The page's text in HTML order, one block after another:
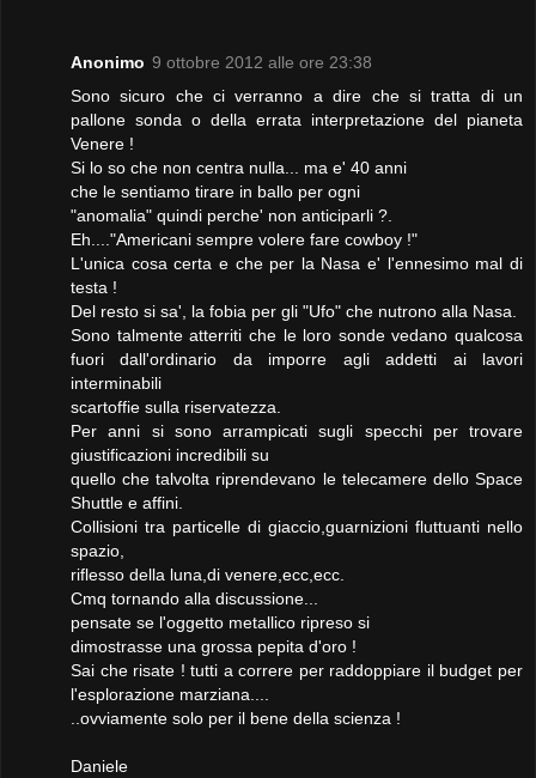
Anonimo 9 ottobre 2012 alle ore 23:38
Sono sicuro che ci verranno a dire che si tratta di un
pallone sonda o della errata interpretazione del pianeta
Venere !
Si lo so che non centra nulla... ma e' 40 anni
che le sentiamo tirare in ballo per ogni
"anomalia" quindi perche' non anticiparli ?.
Eh...."Americani sempre volere fare cowboy !"
L'unica cosa certa e che per la Nasa e' l'ennesimo mal di
testa !
Del resto si sa', la fobia per gli "Ufo" che nutrono alla Nasa.
Sono talmente atterriti che le loro sonde vedano qualcosa
fuori dall'ordinario da imporre agli addetti ai lavori
interminabili
scartoffie sulla riservatezza.
Per anni si sono arrampicati sugli specchi per trovare
giustificazioni incredibili su
quello che talvolta riprendevano le telecamere dello Space
Shuttle e affini.
Collisioni tra particelle di giaccio,guarnizioni fluttuanti nello
spazio,
riflesso della luna,di venere,ecc,ecc.
Cmq tornando alla discussione...
pensate se l'oggetto metallico ripreso si
dimostrasse una grossa pepita d'oro !
Sai che risate ! tutti a correre per raddoppiare il budget per
l'esplorazione marziana....
..ovviamente solo per il bene della scienza !
Daniele